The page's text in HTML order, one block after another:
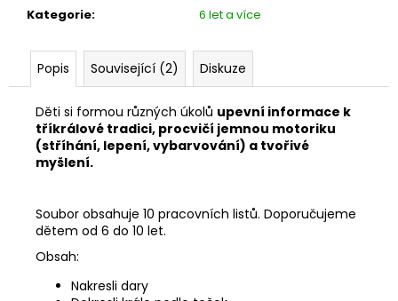
Kategorie: 6 let a více
Popis Související (2) Diskuze
Děti si formou různých úkolů upevní informace k
tříkrálové tradici, procvičí jemnou motoriku
(stříhání, lepení, vybarvování) a tvořivé
myšlení.
Soubor obsahuje 10 pracovních listů. Doporučujeme
dětem od 6 do 10 let.
Obsah:
Nakresli dary
u
e
m